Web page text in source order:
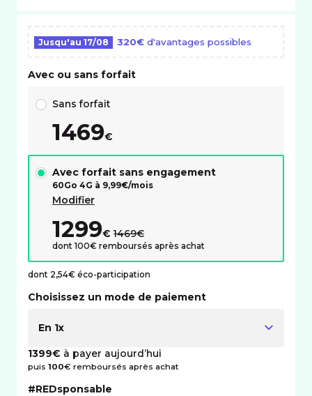
Jusqu'au 17/08 320€ d'avantages possibles
Avec ou sans forfait
Sans forfait
1469€
Avec forfait sans engagement
60Go 4G à 9,99€/mois
Modifier
1299€ 1469€
dont 100€ remboursés après achat
dont 2,54€ éco-participation
Choisissez un mode de paiement
En 1x
1399€ à payer aujourd’hui
puis 100€ remboursés après achat
#REDsponsable